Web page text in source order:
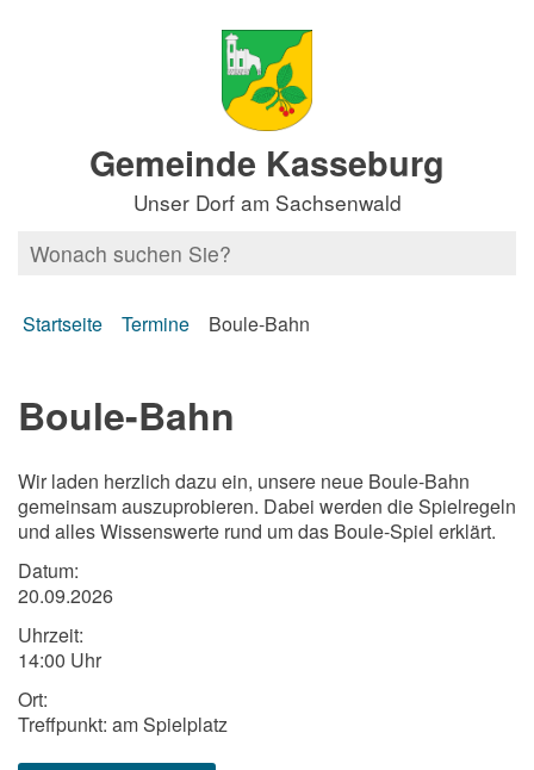
Gemeinde Kasseburg
Unser Dorf am Sachsenwald
Startseite Termine Boule-Bahn
Boule-Bahn
Wir laden herzlich dazu ein, unsere neue Boule-Bahn
gemeinsam auszuprobieren. Dabei werden die Spielregeln
und alles Wissenswerte rund um das Boule-Spiel erklärt.
Datum:
20.09.2026
Uhrzeit:
14:00 Uhr
Ort:
Treffpunkt: am Spielplatz